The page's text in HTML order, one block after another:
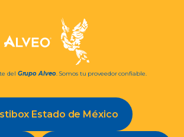
del Grupo Alveo. Somos tu proveedor confiable.
Estado de México